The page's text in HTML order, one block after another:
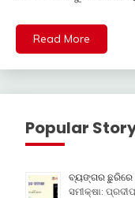
Read More
Popular
ବ୍ୟଙ୍ଗର ଛୁରିରେ
ସମୀକ୍ଷା: